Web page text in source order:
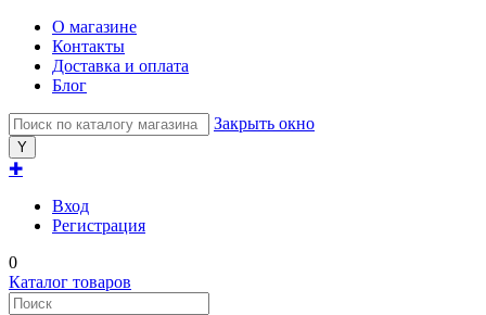
О магазине
Контакты
Доставка и оплата
Блог
Закрыть окно
✚
Вход
Регистрация
0
Каталог товаров